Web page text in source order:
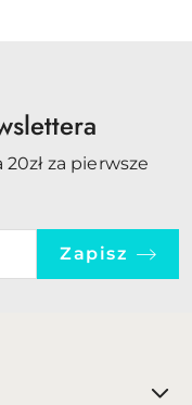
za pierwsze
Zapisz